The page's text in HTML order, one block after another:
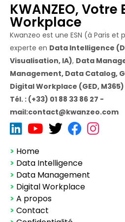
KWANZEO, Votre
Workplace
Kwanzeo est une ESN (à Paris et
experte en Data Intelligence
Visualisation, IA), Data
Management, Data Catalog,
Digital Workplace (GED, M365)
Tél. : (+33) 01 88 33 86 27 -
mail:contact@kwanzeo.com
> Home
> Data Intelligence
> Data Management
> Digital Workplace
> A propos
> Contact